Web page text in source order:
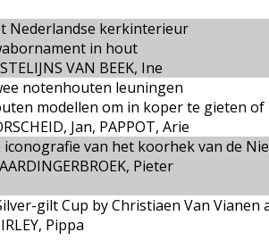
Nederlandse kerkinterieur
in hout
VAN BEEK, Ine
notenhouten leuningen
modellen om in koper te gieten
Jan, PAPPOT, Arie
iconografie van het koorhek van de
Pieter
gilt Cup by Christiaen Van Vianen
Pippa